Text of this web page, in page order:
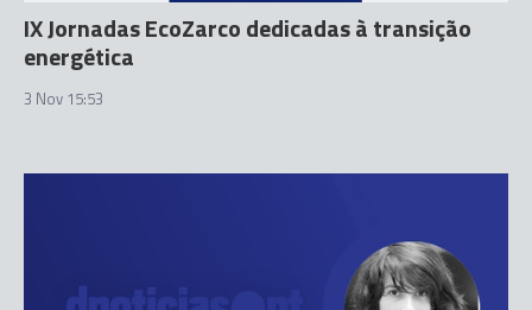
IX Jornadas EcoZarco dedicadas à transição
energética
3 Nov 15:53